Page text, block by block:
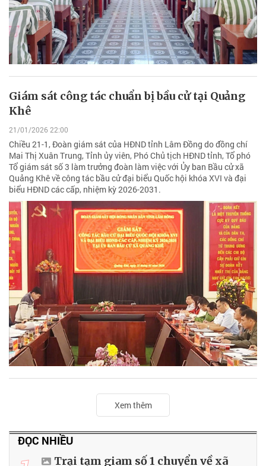
Giám sát công tác chuẩn bị bầu cử tại Quảng
Khê
21/01/2026 22:00
Chiều 21-1, Đoàn giám sát của HĐND tỉnh Lâm Đồng do đồng chí
Mai Thị Xuân Trung, Tỉnh ủy viên, Phó Chủ tịch HĐND tỉnh, Tổ phó
Tổ giám sát số 3 làm trưởng đoàn làm việc với Ủy ban Bầu cử xã
Quảng Khê về công tác bầu cử đại biểu Quốc hội khóa XVI và đại
biểu HĐND các cấp, nhiệm kỳ 2026-2031.
Xem thêm
ĐỌC NHIỀU
Trại tạm giam số 1 chuyển về xã